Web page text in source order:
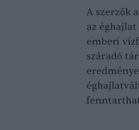
A szerzők
az
emberi
száradó